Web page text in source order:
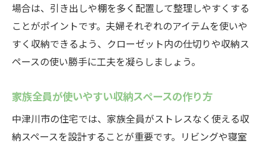
場合は、引き出しや棚を多く配置して整理しやすくする
ことがポイントです。夫婦それぞれのアイテムを使いや
すく収納できるよう、クローゼット内の仕切りや収納ス
ペースの使い勝手に工夫を凝らしましょう。
家族全員が使いやすい収納スペースの作り方
中津川市の住宅では、家族全員がストレスなく使える収
納スペースを設計することが重要です。リビングや寝室